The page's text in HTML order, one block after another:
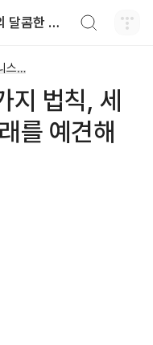
허니몬(Honeymon)의 달콤한 비행
허니몬에 관한 보고서/허니몬의 행성, 허니스(Honies)
지 법칙, 세
를 예견해